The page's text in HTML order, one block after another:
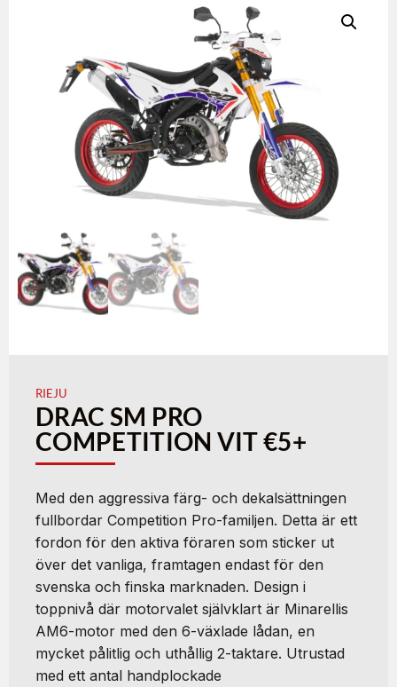
RIEJU
DRAC SM PRO
COMPETITION VIT €5+
Med den aggressiva färg- och dekalsättningen
fullbordar Competition Pro-familjen. Detta är ett
fordon för den aktiva föraren som sticker ut
över det vanliga, framtagen endast för den
svenska och finska marknaden. Design i
toppnivå där motorvalet självklart är Minarellis
AM6-motor med den 6-växlade lådan, en
mycket pålitlig och uthållig 2-taktare. Utrustad
med ett antal handplockade